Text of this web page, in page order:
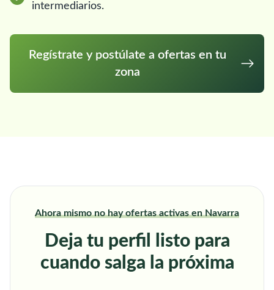
intermediarios.
Regístrate y postúlate a ofertas en tu
zona
Ahora mismo no hay ofertas activas en Navarra
Deja tu perfil listo para
cuando salga la próxima